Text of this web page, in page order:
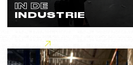
IN DE
INDUSTRIE